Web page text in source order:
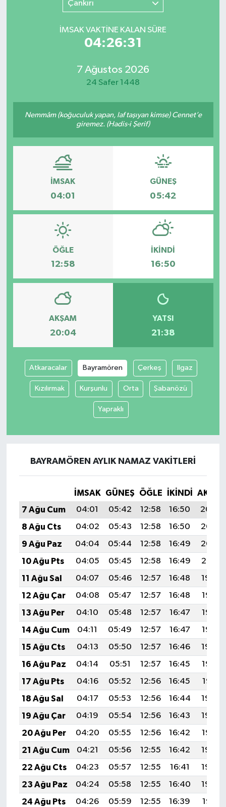
Çankırı
İMSAK VAKTİNE KALAN SÜRE
04:26:31
7 Ağustos 2026
24 Safer 1448
Nemmâm (koğuculuk yapan, laf taşıyan kimse) Cennet’e
giremez. (Hadis-i Şerif)
İMSAK
04:01
GÜNEŞ
05:42
ÖĞLE
12:58
İKINDI
16:50
AKŞAM
20:04
YATSI
21:38
Atkaracalar Bayramören Çerkeş Ilgaz
Kızılırmak Kurşunlu Orta Şabanözü
Yapraklı
BAYRAMÖREN AYLIK NAMAZ VAKITLERI
İMSAK GÜNEŞ ÖĞLE İKINDI
7 Ağu Cum
04:01 05:42 12:58 16:50
20:04
8 Ağu Cts
04:02 05:43 12:58 16:50
20:03
9 Ağu Paz
04:04 05:44 12:58 16:49
20:02
10 Ağu Pts
04:05 05:45 12:58 16:49
20:01
11 Ağu Sal
04:07 05:46 12:57 16:48
19:59
12 Ağu Çar
04:08 05:47 12:57 16:48
19:58
13 Ağu Per
04:10 05:48 12:57 16:47
19:57
14 Ağu Cum
04:11 05:49 12:57 16:47
19:55
15 Ağu Cts
04:13 05:50 12:57 16:46
19:54
16 Ağu Paz
04:14 05:51 12:57 16:45
19:52
17 Ağu Pts
04:16 05:52 12:56 16:45
19:51
18 Ağu Sal
04:17 05:53 12:56 16:44
19:50
19 Ağu Çar
04:19 05:54 12:56 16:43
19:48
20 Ağu Per
04:20 05:55 12:56 16:42
19:47
21 Ağu Cum
04:21 05:56 12:55 16:42
19:45
22 Ağu Cts
04:23 05:57 12:55 16:41
19:44
23 Ağu Paz
04:24 05:58 12:55 16:40
19:42
24 Ağu Pts
04:26 05:59 12:55 16:39
19:41
YARIŞMA/ETKİNLİKLER
MEVZUAT/KARARLAR